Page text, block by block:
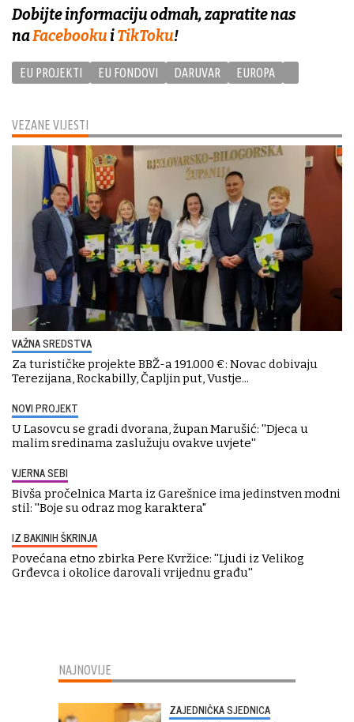
VEZANE VIJESTI
VAŽNA SREDSTVA
Za turističke projekte BBŽ-a 191.000 €: Novac dobivaju
Terezijana, Rockabilly, Čapljin put, Vustje...
NOVI PROJEKT
U Lasovcu se gradi dvorana, župan Marušić: ''Djeca u
malim sredinama zaslužuju ovakve uvjete''
VJERNA SEBI
Bivša pročelnica Marta iz Garešnice ima jedinstven modni
stil: ''Boje su odraz mog karaktera"
IZ BAKINIH ŠKRINJA
Povećana etno zbirka Pere Kvržice: ''Ljudi iz Velikog
Grđevca i okolice darovali vrijednu građu''
Dobijte informaciju odmah, zapratite nas
naFacebookuiTikToku!
EU PROJEKTI EU FONDOVI DARUVAR EUROPA
NAJNOVIJE
ZAJEDNIČKA SJEDNICA